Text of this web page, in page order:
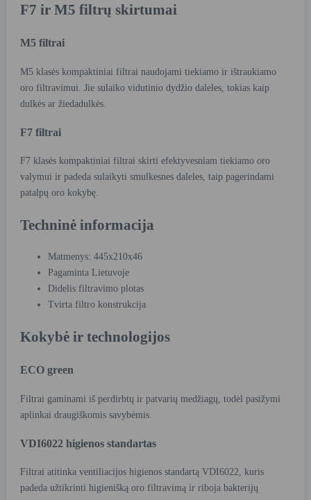
F7 ir M5 filtrų skirtumai
M5 filtrai
M5 klasės kompaktiniai filtrai naudojami tiekiamo ir ištraukiamo
oro filtravimui. Jie sulaiko vidutinio dydžio daleles, tokias kaip
dulkės ar žiedadulkės.
F7 filtrai
F7 klasės kompaktiniai filtrai skirti efektyvesniam tiekiamo oro
valymui ir padeda sulaikyti smulkesnes daleles, taip pagerindami
patalpų oro kokybę.
Techninė informacija
Matmenys: 445x210x46
Pagaminta Lietuvoje
Didelis filtravimo plotas
Tvirta filtro konstrukcija
Kokybė ir technologijos
ECO green
Filtrai gaminami iš perdirbtų ir patvarių medžiagų, todėl pasižymi
aplinkai draugiškomis savybėmis.
VDI6022 higienos standartas
Filtrai atitinka ventiliacijos higienos standartą VDI6022, kuris
padeda užtikrinti higienišką oro filtravimą ir riboja bakterijų